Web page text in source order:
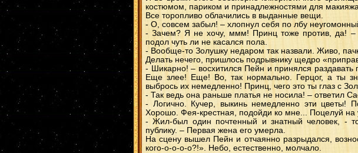
костюмом, париком и принадлежностями для
Все торопливо облачились в выданные вещи.
- О, совсем забыл! – хлопнул себя по лбу
- Зачем? Я не хочу, ммм! Принц тоже против, да! –
подол чуть ли не касался пола.
- Вообще-то Золушку недаром так назвали. Живо,
Делать нечего, пришлось подрывнику щедро
- Шикарно! – восхитился Пейн и принялся
Еще злее! Еще! Во, так нормально. Герцог, а ты
выбрось их немедленно! Принц, чего это ты глаз с
- Так ведь она раньше платья не носила! – ответил
- Логично. Кучер, выкинь немедленно эти цветы!
Хорошо. Фея-крестная, подойди ко мне... Поцелуй на
- Жил-был один почтенный и знатный человек, -
публику. – Первая жена его умерла.
На сцену вышел Пейн и отчаянно разрыдался,
кого-о-о-о-о?!». Небо, естественно, молчало.